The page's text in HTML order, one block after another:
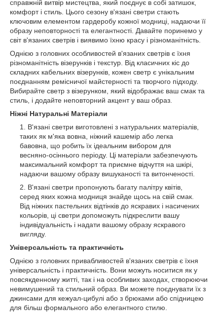
справжній витвір мистецтва, який поєднує в собі затишок,
комфорт і стиль. Цього сезону в'язані светри стають
ключовим елементом гардеробу кожної модниці, надаючи її
образу неповторності та елегантності. Давайте поринемо у
світ в'язаних светрів і виявимо їхню красу і різноманітність.
Однією з головних особливостей в'язаних светрів є їхня
різноманітність візерунків і текстур. Від класичних кіс до
складних кабельних візерунків, кожен светр є унікальним
поєднанням ремісничої майстерності та творчого підходу.
Вибирайте светр з візерунком, який відображає ваш смак та
стиль, і додайте неповторний акцент у ваш образ.
Ніжні Натуральні Матеріали
В'язані светри виготовлені з натуральних матеріалів,
таких як м'яка вовна, ніжний кашемір або легка
бавовна, що робить їх ідеальним вибором для
весняно-осіннього періоду. Ці матеріали забезпечують
максимальний комфорт та приємне відчуття на шкірі,
надаючи вашому образу вишуканості та витонченості.
В'язані светри пропонують багату палітру квітів,
серед яких кожна модниця знайде щось на свій смак.
Від ніжних пастельних відтінків до яскравих і насичених
кольорів, ці светри допоможуть підкреслити вашу
індивідуальність і надати вашому образу яскравого
вигляду.
Універсальність та практичність
Однією з головних привабливостей в'язаних светрів є їхня
універсальність і практичність. Вони можуть носитися як у
повсякденному житті, так і на особливих заходах, створюючи
невимушений та стильний образ. Ви можете поєднувати їх з
джинсами для кежуал-цибулі або з брюками або спідницею
для більш формального або елегантного стилю.